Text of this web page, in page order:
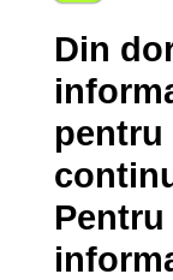
Din
pentru